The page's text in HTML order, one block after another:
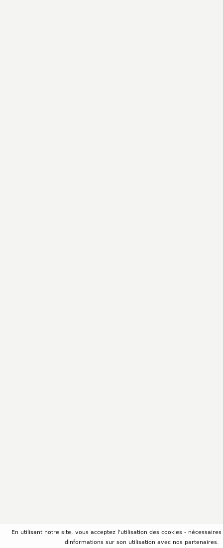
En utilisant notre site, vous acceptez l'utilisation des cookies -
dinformations sur son utilisation avec nos partenaires.